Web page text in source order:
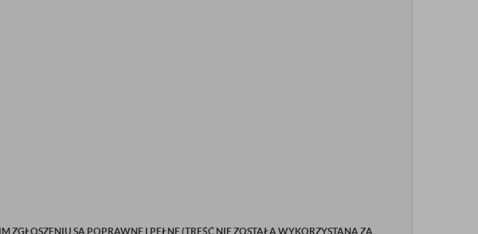
SĄ POPRAWNE I PEŁNE (TREŚĆ NIE ZOSTAŁA WYKORZYSTANA ZA